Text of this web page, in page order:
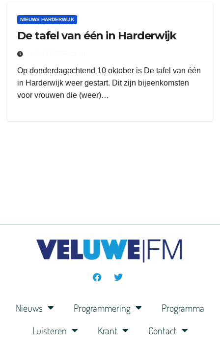
NIEUWS HARDERWIJK
De tafel van één in Harderwijk
Op donderdagochtend 10 oktober is De tafel van één
in Harderwijk weer gestart. Dit zijn bijeenkomsten
voor vrouwen die (weer)…
Nieuws Programmering
Programma
Luisteren
Krant Contact